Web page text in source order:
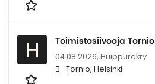
H Toimistosiivooja Tornio
04.08.2026, Huippurekry
Tornio, Helsinki